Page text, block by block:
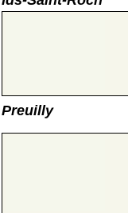
Preuilly